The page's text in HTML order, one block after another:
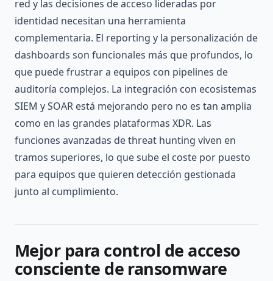
red y las decisiones de acceso lideradas por
identidad necesitan una herramienta
complementaria. El reporting y la personalización de
dashboards son funcionales más que profundos, lo
que puede frustrar a equipos con pipelines de
auditoría complejos. La integración con ecosistemas
SIEM y SOAR está mejorando pero no es tan amplia
como en las grandes plataformas XDR. Las
funciones avanzadas de threat hunting viven en
tramos superiores, lo que sube el coste por puesto
para equipos que quieren detección gestionada
junto al cumplimiento.
Mejor para control de acceso
consciente de ransomware